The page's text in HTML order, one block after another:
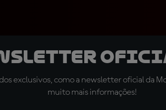
exclusivos, como a newsletter oficial da
muito mais informações!